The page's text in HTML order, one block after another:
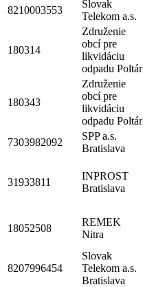
8210003553
Slovak
Telekom a.s.
180314
Združenie
obcí pre
likvidáciu
odpadu Poltár
180343
Združenie
obcí pre
likvidáciu
odpadu Poltár
7303982092
SPP a.s.
Bratislava
31933811
INPROST
Bratislava
18052508
REMEK
Nitra
8207996454
Slovak
Telekom a.s.
Bratislava